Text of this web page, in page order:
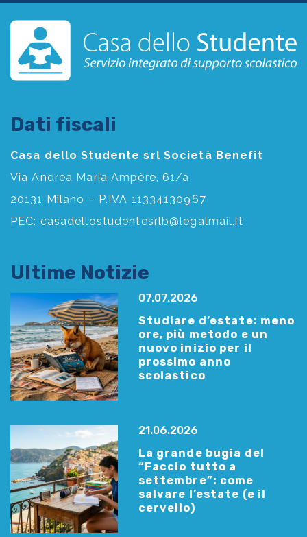
Dati fiscali
Casa dello Studente srl Società Benefit
Via Andrea Maria Ampère, 61/a
20131 Milano – P.IVA 11334130967
PEC: casadellostudentesrlb@legalmail.it
Ultime Notizie
07.07.2026
Studiare d’estate: meno
ore, più metodo e un
nuovo inizio per il
prossimo anno
scolastico
21.06.2026
La grande bugia del
“Faccio tutto a
settembre”: come
salvare l’estate (e il
cervello)